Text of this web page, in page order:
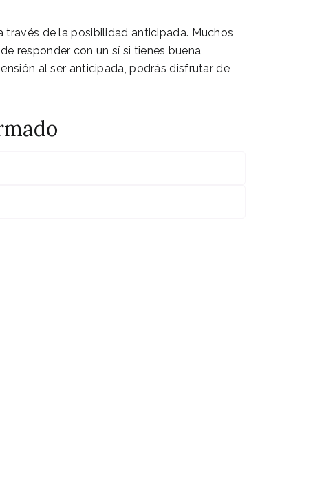
de la posibilidad anticipada. Muchos
responder con un sí si tienes buena
al ser anticipada, podrás disfrutar de